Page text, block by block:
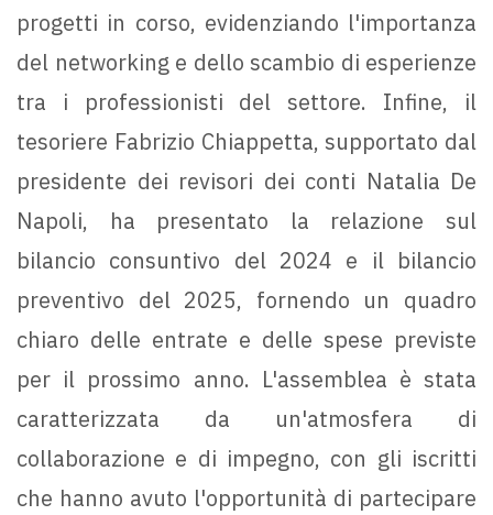
progetti in corso, evidenziando l'importanza
del networking e dello scambio di esperienze
tra i professionisti del settore. Infine, il
tesoriere Fabrizio Chiappetta, supportato dal
presidente dei revisori dei conti Natalia De
Napoli, ha presentato la relazione sul
bilancio consuntivo del 2024 e il bilancio
preventivo del 2025, fornendo un quadro
chiaro delle entrate e delle spese previste
per il prossimo anno. L'assemblea è stata
caratterizzata da un'atmosfera di
collaborazione e di impegno, con gli iscritti
che hanno avuto l'opportunità di partecipare